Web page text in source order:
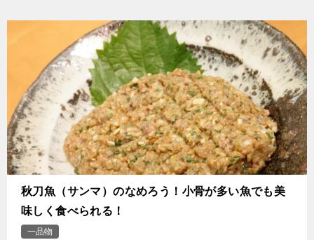
秋刀魚（サンマ）のなめろう！小骨が多い魚でも美
味しく食べられる！
一品物